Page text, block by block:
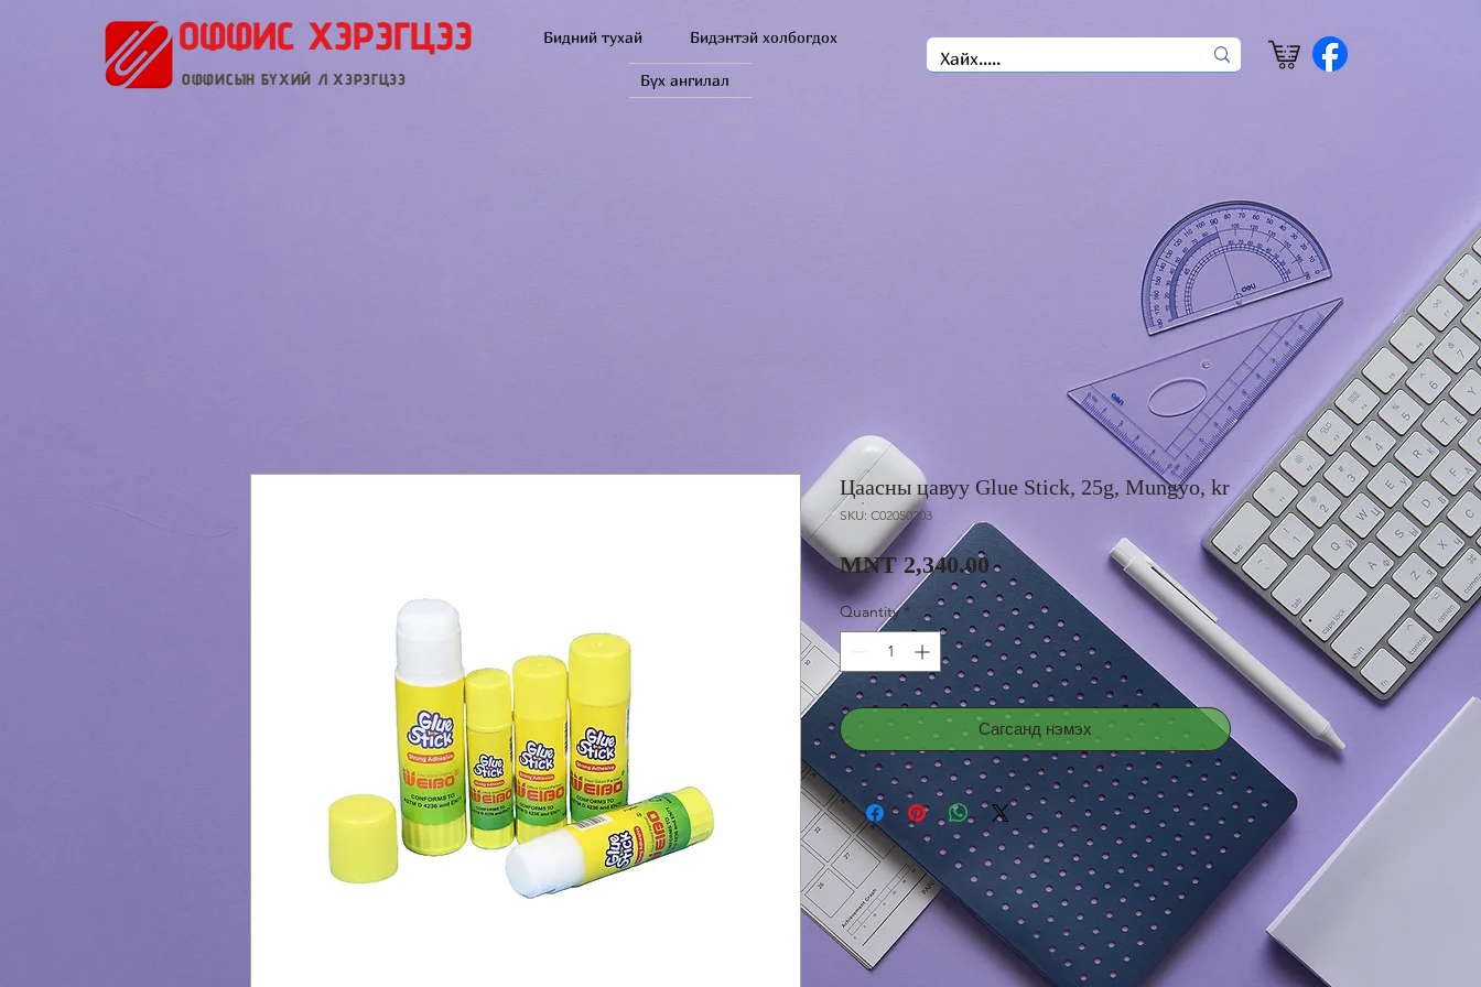
ОФФИС ХЭРЭГЦЭЭ Бидний тухай Бидэнтэй холбогдох
ОФФИСЫН БҮХИЙ Л ХЭРЭГЦЭЭ Бүх ангилал
Цаасны цавуу Glue Stick, 25g, Mungyo, kr
SKU: C02050203
MNT 2,340.00Price
Quantity *
Сагсанд нэмэх